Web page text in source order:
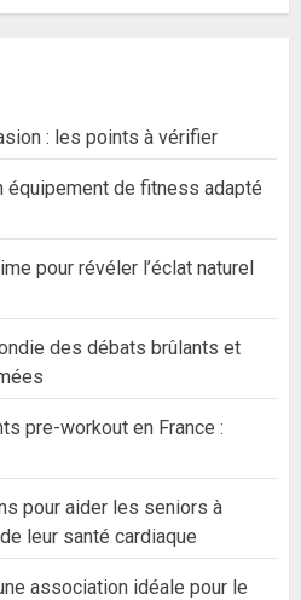
: les points à vérifier
équipement de fitness adapté
pour révéler l’éclat naturel
des débats brûlants et
pre-workout en France :
pour aider les seniors à
leur santé cardiaque
association idéale pour le